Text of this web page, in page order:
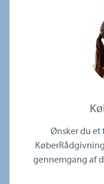
Ønsker du et
gennemgang af